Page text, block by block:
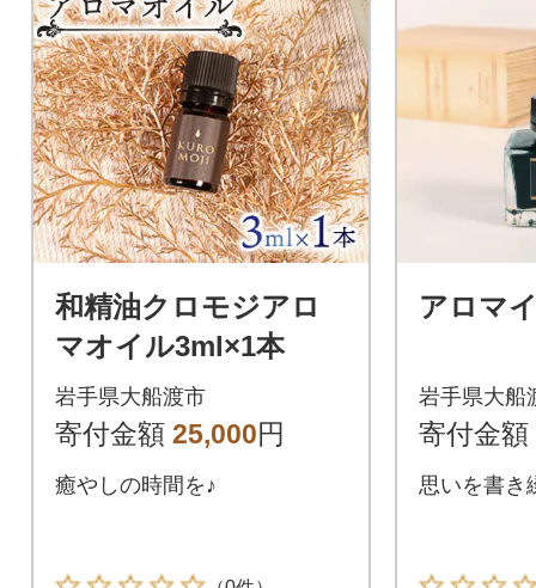
和精油クロモジアロ
マオイル3ml×1本
岩手県大船渡市
寄付金額 25,000円
癒やしの時間を♪
アロマ
岩手県大船
寄付金額
思いを書き